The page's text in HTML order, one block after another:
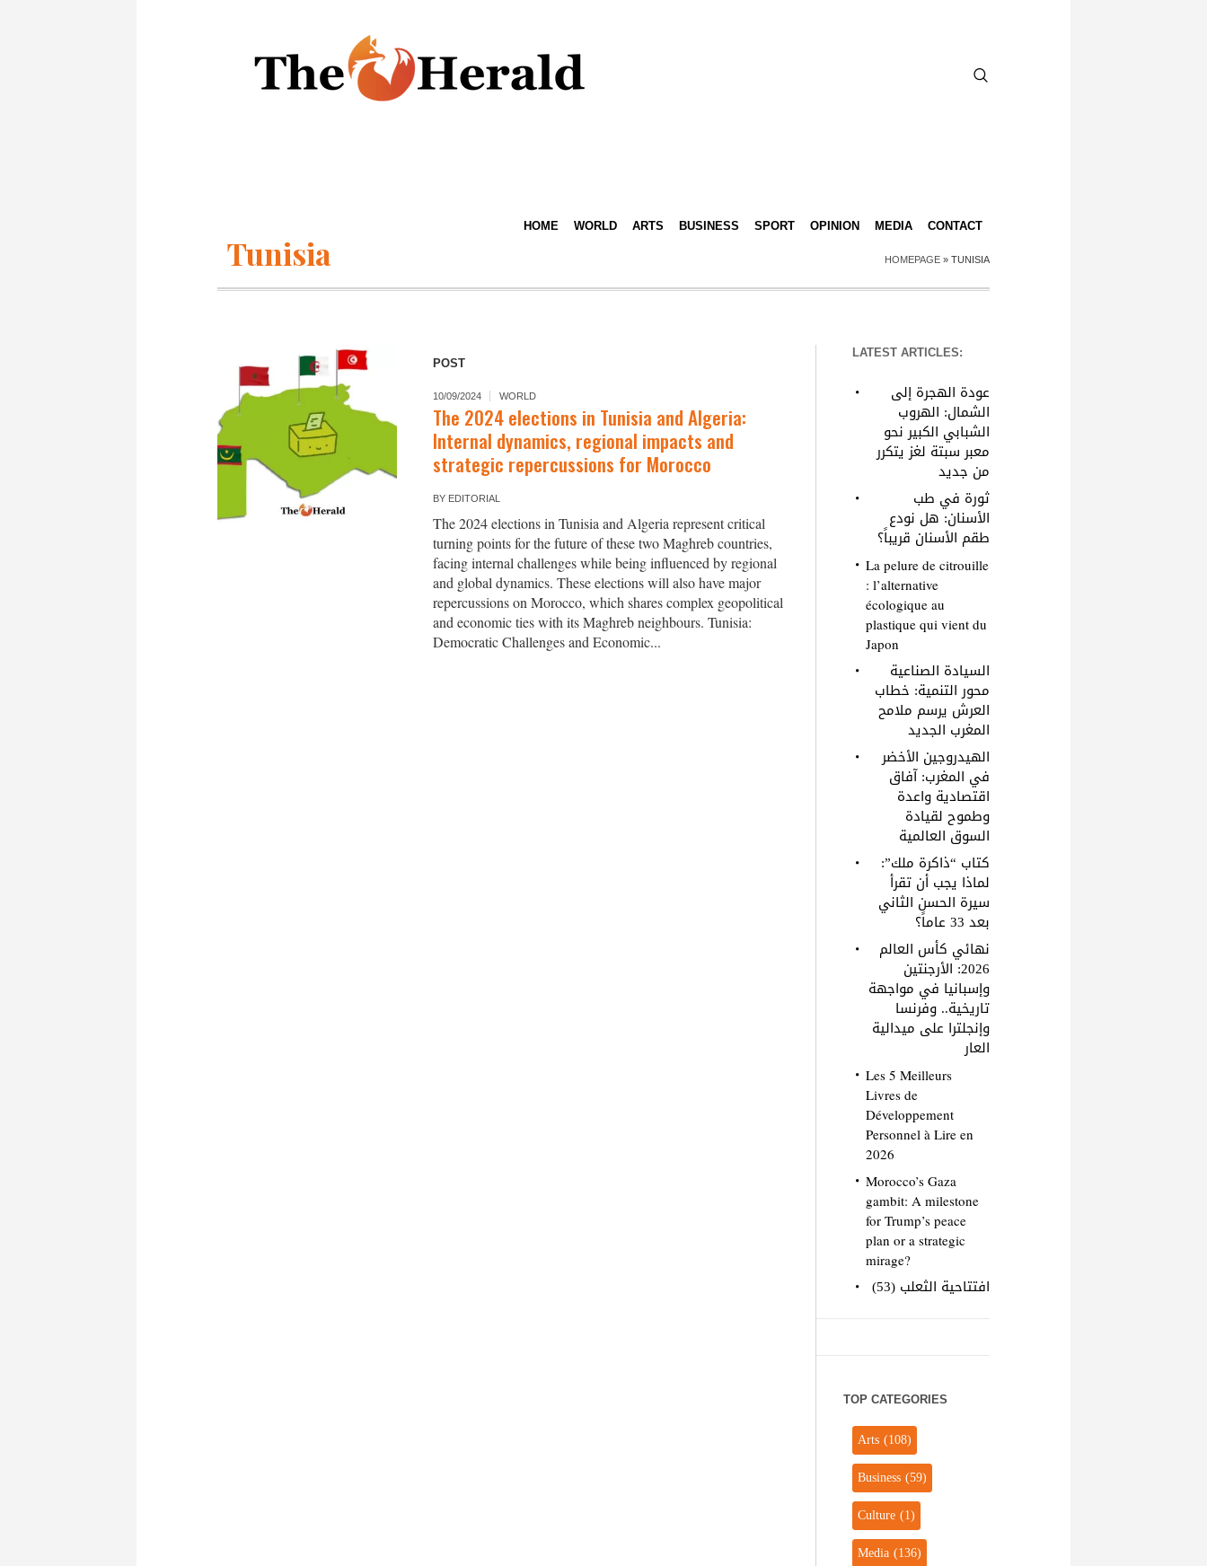
HOME WORLD ARTS BUSINESS SPORT OPINION MEDIA CONTACT
Tunisia HOMEPAGE » TUNISIA
POST
10/09/2024 WORLD
The 2024 elections in Tunisia and Algeria:
Internal dynamics, regional impacts and
strategic repercussions for Morocco
BY EDITORIAL
The 2024 elections in Tunisia and Algeria represent critical
turning points for the future of these two Maghreb countries,
facing internal challenges while being influenced by regional
and global dynamics. These elections will also have major
repercussions on Morocco, which shares complex geopolitical
and economic ties with its Maghreb neighbours. Tunisia:
Democratic Challenges and Economic...
LATEST ARTICLES:
عودة الهجرة إلى
الشمال: الهروب
الشبابي الكبير نحو
معبر سبتة لغز يتكرر
من جديد
ثورة في طب
الأسنان: هل نودع
طقم الأسنان قريباً؟
La pelure de citrouille
: l’alternative
écologique au
plastique qui vient du
Japon
السيادة الصناعية
محور التنمية: خطاب
العرش يرسم ملامح
المغرب الجديد
الهيدروجين الأخضر
في المغرب: آفاق
اقتصادية واعدة
وطموح لقيادة
السوق العالمية
كتاب “ذاكرة ملك”:
لماذا يجب أن تقرأ
سيرة الحسن الثاني
بعد 33 عاماً؟
نهائي كأس العالم
2026: الأرجنتين
وإسبانيا في مواجهة
تاريخية.. وفرنسا
وإنجلترا على ميدالية
العار
Les 5 Meilleurs
Livres de
Développement
Personnel à Lire en
2026
Morocco’s Gaza
gambit: A milestone
for Trump’s peace
plan or a strategic
mirage?
افتتاحية الثعلب (53)
TOP CATEGORIES
Arts(108)
Business(59)
Culture(1)
Media(136)